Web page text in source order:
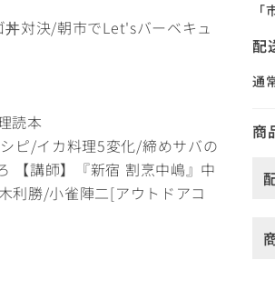
対決/朝市でLet'sバーベキュ
読本
ピ/イカ料理5変化/締めサバの
【講師】『新宿 割烹中嶋』中
利勝/小雀陣二[アウトドアコ
配
通
商